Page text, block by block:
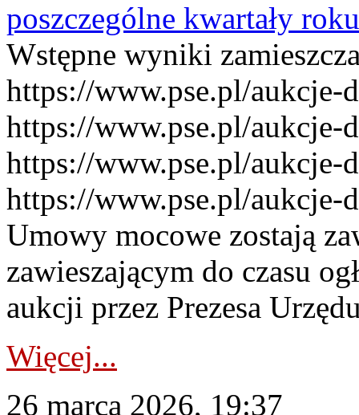
poszczególne kwartały
Wstępne wyniki
https://www.pse.pl/aukcje-
https://www.pse.pl/aukcje-
https://www.pse.pl/aukcje-
https://www.pse.pl/aukcje-
Umowy mocowe zostają
zawieszającym do czasu
aukcji przez Prezesa
Więcej...
26 marca 2026, 19:37